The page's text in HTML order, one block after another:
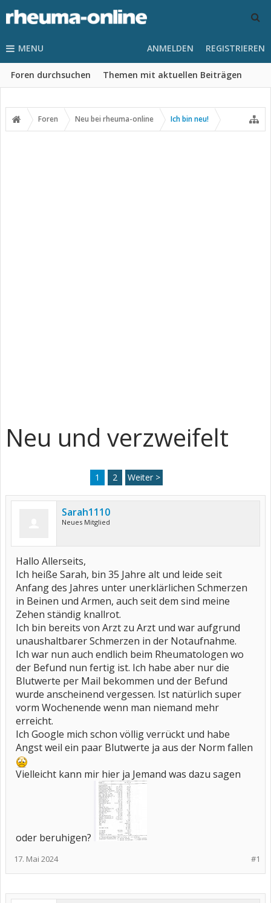
MENU
Foren durchsuchen Themen mit aktuellen Beiträgen
ANMELDEN REGISTRIEREN
Foren Neu bei rheuma-online Ich bin neu!
Neu und verzweifelt
1 2 Weiter >
Sarah1110
Neues Mitglied
Hallo Allerseits,
Ich heiße Sarah, bin 35 Jahre alt und leide seit
Anfang des Jahres unter unerklärlichen Schmerzen
in Beinen und Armen, auch seit dem sind meine
Zehen ständig knallrot.
Ich bin bereits von Arzt zu Arzt und war aufgrund
unaushaltbarer Schmerzen in der Notaufnahme.
Ich war nun auch endlich beim Rheumatologen wo
der Befund nun fertig ist. Ich habe aber nur die
Blutwerte per Mail bekommen und der Befund
wurde anscheinend vergessen. Ist natürlich super
vorm Wochenende wenn man niemand mehr
erreicht.
Ich Google mich schon völlig verrückt und habe
Angst weil ein paar Blutwerte ja aus der Norm fallen
Vielleicht kann mir hier ja Jemand was dazu sagen
oder beruhigen?
#1
17. Mai 2024